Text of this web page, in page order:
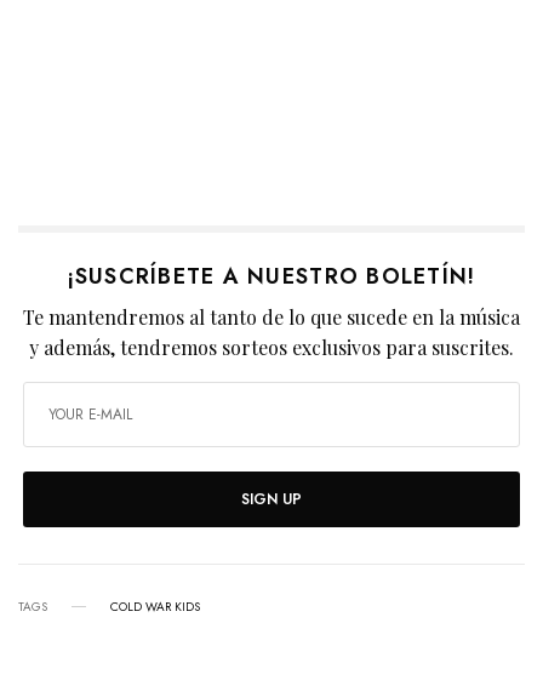
¡SUSCRÍBETE A NUESTRO BOLETÍN!
Te mantendremos al tanto de lo que sucede en la música
y además, tendremos sorteos exclusivos para suscrites.
SIGN UP
TAGS COLD WAR KIDS